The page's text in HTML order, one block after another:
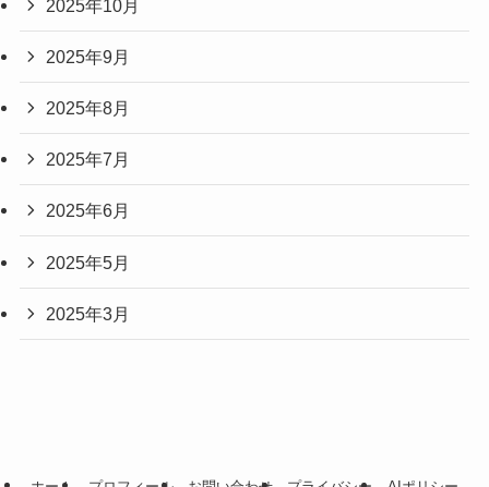
2025年10月
2025年9月
2025年8月
2025年7月
2025年6月
2025年5月
2025年3月